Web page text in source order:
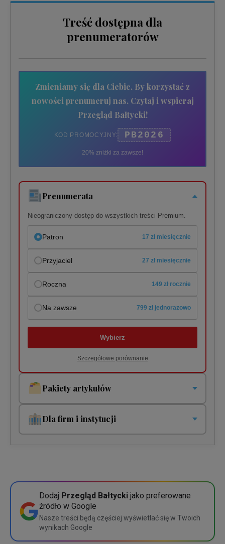
Treść dostępna dla
prenumeratorów
Zmieniamy się dla Ciebie. By korzystać z
nowości prenumeruj nas. Czytaj i wspieraj
Przegląd Bałtycki!
KOD PROMOCYJNY: PB2026
20% zniżki za zawsze!
Prenumerata
Nieograniczony dostęp do wszystkich treści Premium.
Patron 17 zł miesięcznie
Przyjaciel 27 zł miesięcznie
Roczna 149 zł rocznie
Na zawsze 799 zł jednorazowo
Wybierz
Szczegółowe porównanie
Pakiety artykułów
Pakiety jednorazowe i cykliczne. Płacisz tylko za to co
czytasz!
Wybierz
Dla firm i instytucji
5 dostępów 675 zł
10 dostępów
Dodaj Przegląd Bałtycki jako preferowane
źródło w Google
Nasze treści będą częściej wyświetlać się w Twoich
wynikach Google